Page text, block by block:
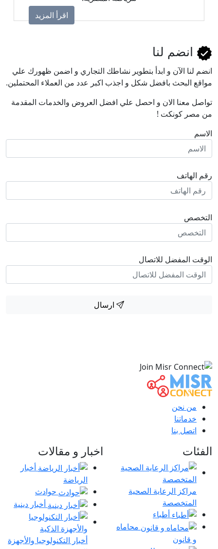
اقرأ المزيد
انضم لنا
انضم لنا اﻵن و ابدأ بتطوير نشاطك التجاري و اضمن ظهورك علي
مواقع البحث بافضل شكل و اجذب اكبر عدد من العملاء المحتملين.
تواصل معنا الان و احصل علي افضل العروض والخدمات المقدمة
من مصر كونكت !
الاسم
رقم الهاتف
التخصص
الوقت المفضل للاتصال
ارسال
من نحن
خدماتنا
اتصل بنا
الفئات
مراكز الرعاية الصحية
المتخصصة
أطباء
محاماه
و قانون
اخبار و مقالات
أخبار
الرياضة
حوادث
أخبار دينية
أخبار التكنولوجيا والأجهزة